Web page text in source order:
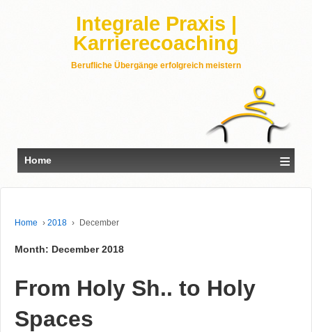
Integrale Praxis |
Karrierecoaching
Berufliche Übergänge erfolgreich meistern
Home ≡
Home › 2018 › December
Month: December 2018
From Holy Sh.. to Holy
Spaces